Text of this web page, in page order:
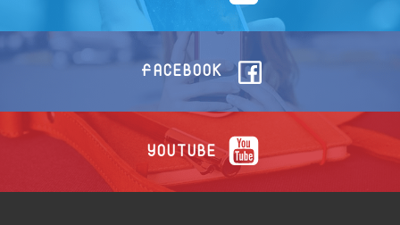
FACEBOOK
YOUTUBE